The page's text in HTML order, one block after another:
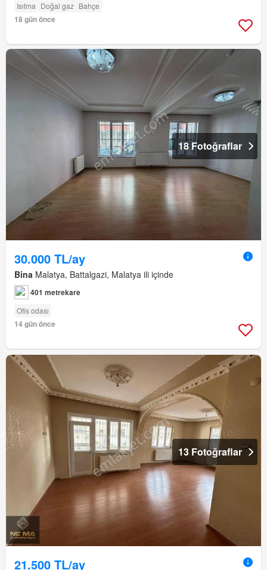
Isıtma Doğal gaz Bahçe
18 gün önce
18 Fotoğraflar
30.000 TL/ay
Bina Malatya, Battalgazi, Malatya ili içinde
401 metrekare
Ofis odası
14 gün önce
13 Fotoğraflar
21.500 TL/ay